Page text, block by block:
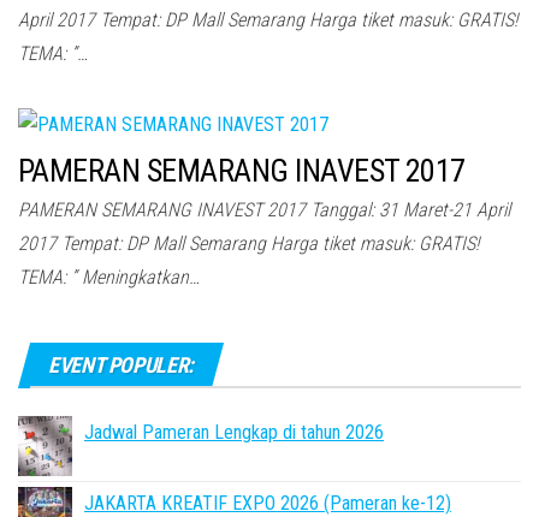
April 2017 Tempat: DP Mall Semarang Harga tiket masuk: GRATIS!
TEMA: ”…
PAMERAN SEMARANG INAVEST 2017
PAMERAN SEMARANG INAVEST 2017 Tanggal: 31 Maret-21 April
2017 Tempat: DP Mall Semarang Harga tiket masuk: GRATIS!
TEMA: ” Meningkatkan…
EVENT POPULER:
Jadwal Pameran Lengkap di tahun 2026
JAKARTA KREATIF EXPO 2026 (Pameran ke-12)